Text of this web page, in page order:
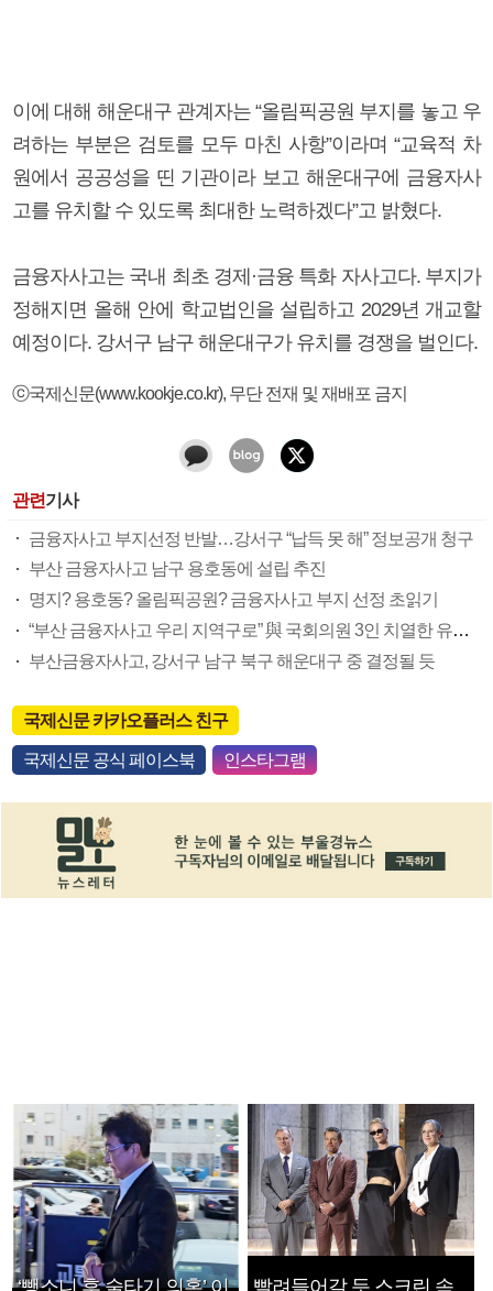
이에 대해 해운대구 관계자는 “올림픽공원 부지를 놓고 우
려하는 부분은 검토를 모두 마친 사항”이라며 “교육적 차
원에서 공공성을 띤 기관이라 보고 해운대구에 금융자사
고를 유치할 수 있도록 최대한 노력하겠다”고 밝혔다.
금융자사고는 국내 최초 경제·금융 특화 자사고다. 부지가
정해지면 올해 안에 학교법인을 설립하고 2029년 개교할
예정이다. 강서구 남구 해운대구가 유치를 경쟁을 벌인다.
ⓒ국제신문(www.kookje.co.kr), 무단 전재 및 재배포 금지
관련기사
금융자사고 부지선정 반발…강서구 “납득 못 해” 정보공개 청구
부산 금융자사고 남구 용호동에 설립 추진
명지? 용호동? 올림픽공원? 금융자사고 부지 선정 초읽기
“부산 금융자사고 우리 지역구로” 與 국회의원 3인 치열한 유치전
부산금융자사고, 강서구 남구 북구 해운대구 중 결정될 듯
국제신문 카카오플러스 친구
국제신문 공식 페이스북 인스타그램